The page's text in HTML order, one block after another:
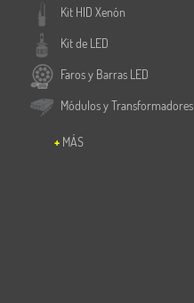
Kit HID Xenón
Kit de LED
Faros y Barras LED
Módulos y Transformadores
MÁS